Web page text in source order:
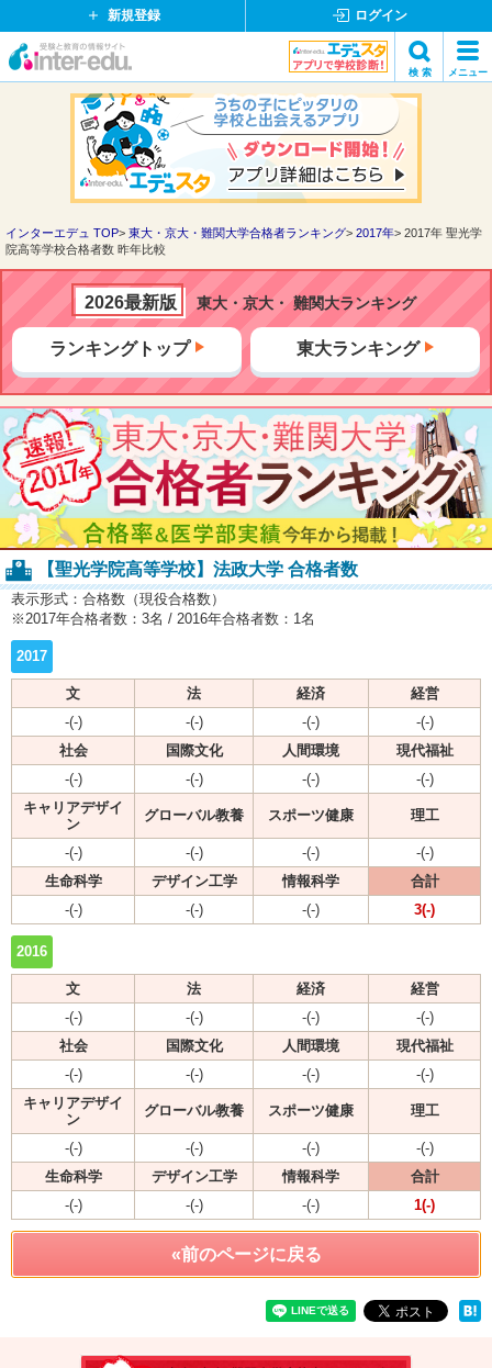
新規登録 ログイン
イ
ド
ッ
ト
検 索 メニュー
検索
インターエデュ TOP 東大・京大・難関大学合格者ランキング 2017年
2017年 聖光学
院高等学校合格者数 昨年比較
2026最新版 東大・京大・ 難関大ランキング
ランキングトップ 東大ランキング
【聖光学院高等学校】法政大学 合格者数
表示形式：合格数（現役合格数）
※2017年合格者数：3名 / 2016年合格者数：1名
2017
文 法 経済
経営
-(-)
-(-) -(-)
-(-)
社会
国際文化 人間環境
現代福祉
-(-)
-(-) -(-)
-(-)
キャリアデザイ
ン
グローバル教養 スポーツ健康 理工
-(-) -(-) -(-)
-(-)
生命科学
デザイン工学 情報科学
合計
-(-)
-(-) -(-) 3(-)
2016
文 法 経済
経営
-(-)
-(-) -(-)
-(-)
社会
国際文化 人間環境
現代福祉
-(-)
-(-) -(-)
-(-)
キャリアデザイ
ン
グローバル教養 スポーツ健康 理工
-(-) -(-) -(-)
-(-)
生命科学
デザイン工学 情報科学
合計
-(-)
-(-) -(-) 1(-)
«前のページに戻る